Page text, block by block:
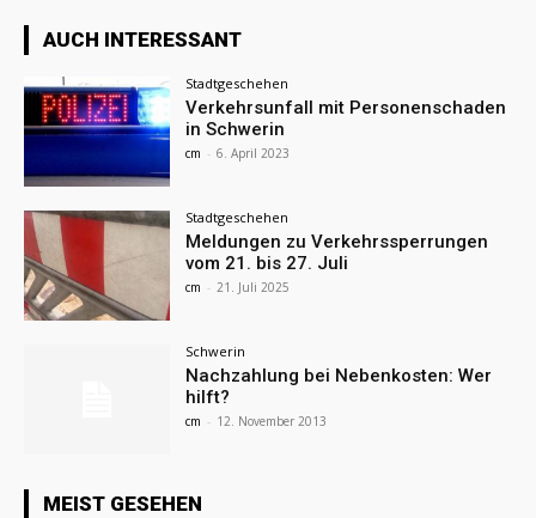
AUCH INTERESSANT
Stadtgeschehen
Verkehrsunfall mit Personenschaden
in Schwerin
cm - 6. April 2023
Stadtgeschehen
Meldungen zu Verkehrssperrungen
vom 21. bis 27. Juli
cm - 21. Juli 2025
Schwerin
Nachzahlung bei Nebenkosten: Wer
hilft?
cm - 12. November 2013
MEIST GESEHEN